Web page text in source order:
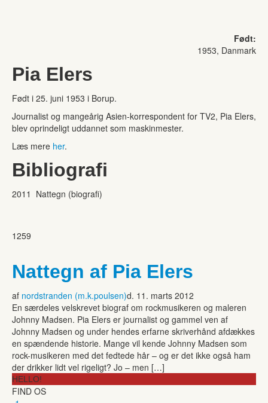
Født:
1953, Danmark
Pia Elers
Født i 25. juni 1953 i Borup.
Journalist og mangeårig Asien-korrespondent for TV2, Pia Elers,
blev oprindeligt uddannet som maskinmester.
Læs mere her.
Bibliografi
2011 Nattegn (biografi)
1259
Nattegn af Pia Elers
af nordstranden (m.k.poulsen)d. 11. marts 2012
En særdeles velskrevet biograf om rockmusikeren og maleren
Johnny Madsen. Pia Elers er journalist og gammel ven af
Johnny Madsen og under hendes erfarne skriverhånd afdækkes
en spændende historie. Mange vil kende Johnny Madsen som
rock-musikeren med det fedtede hår – og er det ikke også ham
der drikker lidt vel rigeligt? Jo – men […]
HELLO!
FIND OS